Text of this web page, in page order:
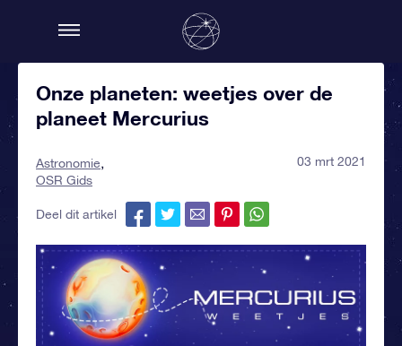
Onze planeten: weetjes over de
planeet Mercurius
Astronomie
OSR Gids
03 mrt 2021
Deel dit artikel